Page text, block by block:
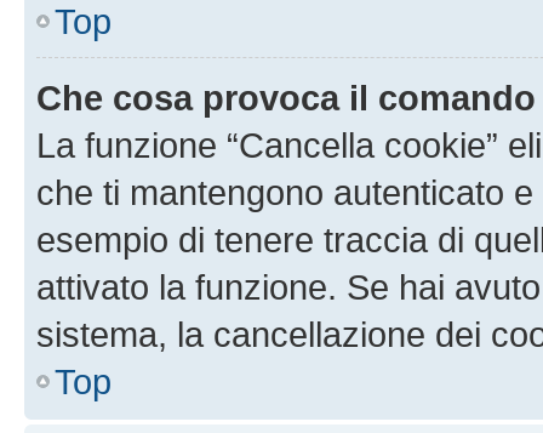
Top
Che cosa provoca il
La funzione “Cancella cookie”
che ti mantengono autenticato
esempio di tenere traccia di
attivato la funzione. Se hai
sistema, la cancellazione dei
Top